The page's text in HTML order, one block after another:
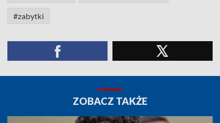
#zabytki
ZOBACZ TAKŻE